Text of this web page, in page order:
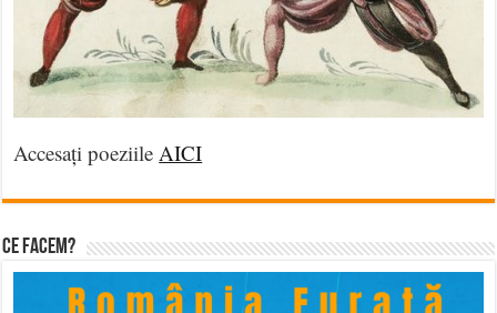
Accesați poeziile AICI
Ce facem?